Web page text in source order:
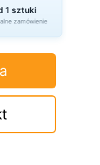
1 sztuki
zamówienie